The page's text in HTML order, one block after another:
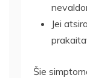
Jei
Šie